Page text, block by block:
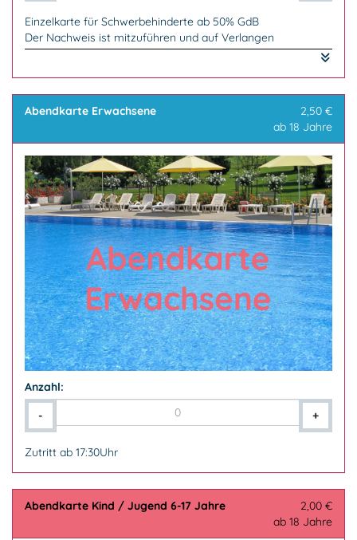
Einzelkarte für Schwerbehinderte ab 50% GdB
Der Nachweis ist mitzuführen und auf Verlangen
vorzuzeigen.
Abendkarte Erwachsene
2,50 €
ab 18 Jahre
Anzahl:
-
+
Zutritt ab 17:30Uhr
Abendkarte Kind / Jugend 6-17 Jahre
2,00 €
ab 18 Jahre